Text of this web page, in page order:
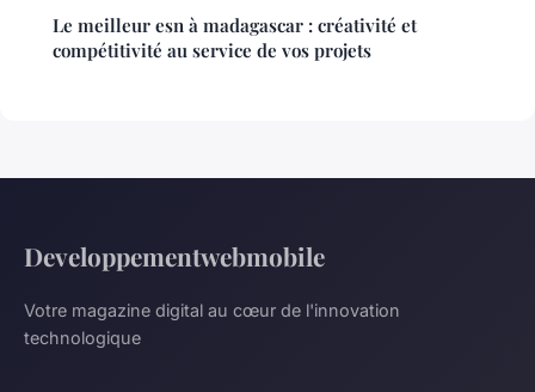
Le meilleur esn à madagascar : créativité et
compétitivité au service de vos projets
Developpementwebmobile
Votre magazine digital au cœur de l'innovation
technologique